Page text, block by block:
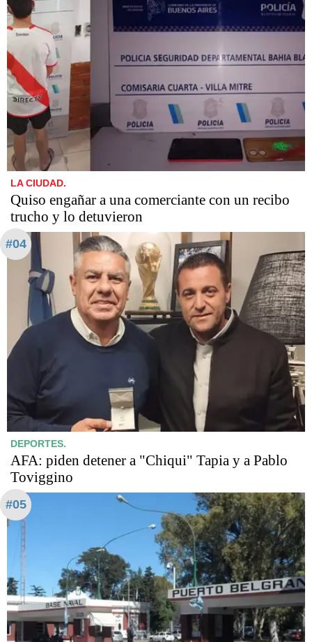
LA CIUDAD.
Quiso engañar a una comerciante con un recibo
trucho y lo detuvieron
#04
DEPORTES.
AFA: piden detener a "Chiqui" Tapia y a Pablo
Toviggino
#05